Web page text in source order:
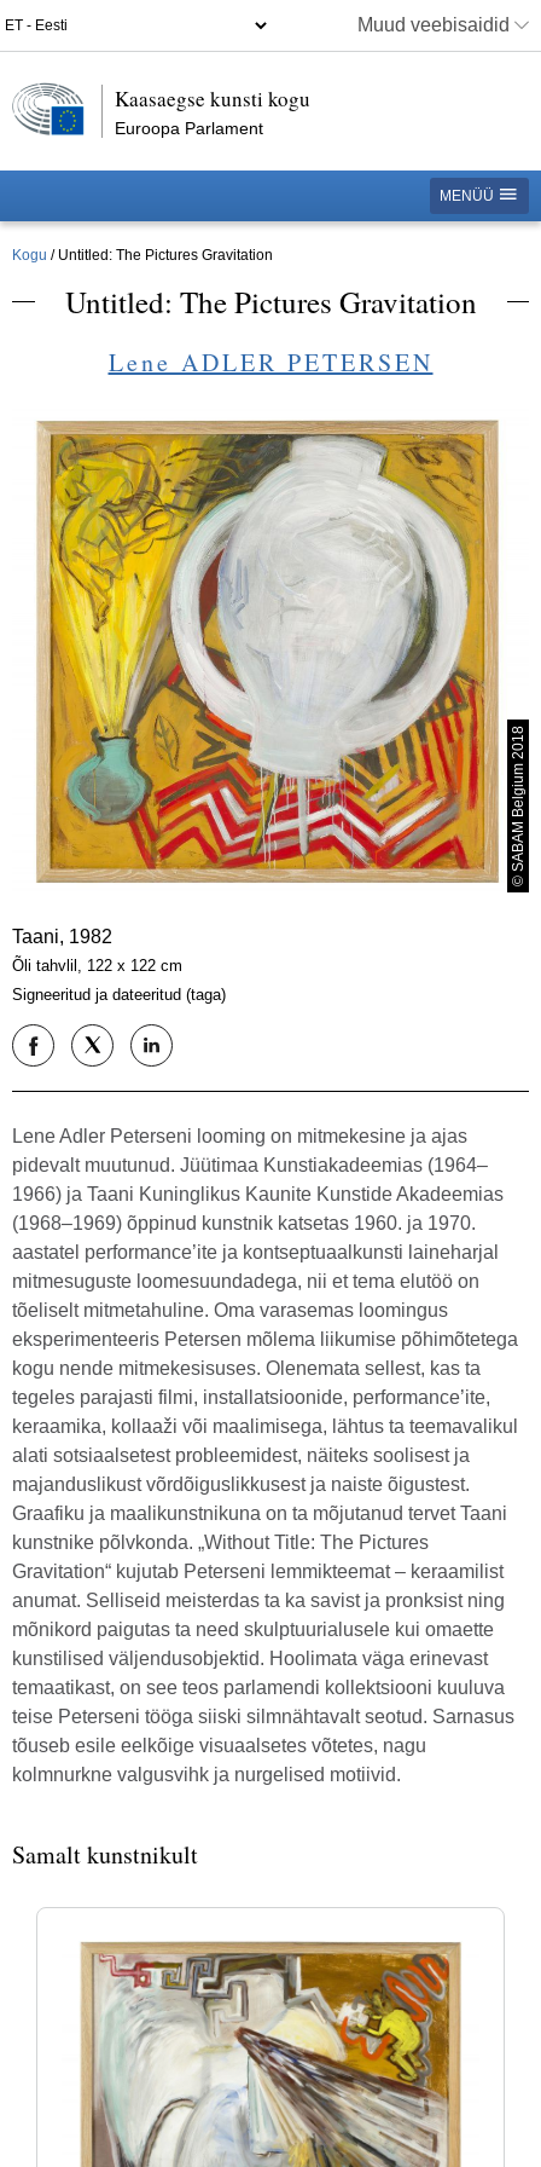
Muud veebisaidid
Kaasaegse kunsti kogu
Euroopa Parlament
MENÜÜ
Kogu Untitled: The Pictures Gravitation
Untitled: The Pictures Gravitation
Lene ADLER PETERSEN
© SABAM Belgium 2018
Taani, 1982
Õli tahvlil, 122 x 122 cm
Signeeritud ja dateeritud (taga)
Jaga:
Facebook
Jaga:
Twitter
Jaga:
LinkedIn
Lene Adler Peterseni looming on mitmekesine ja ajas
pidevalt muutunud. Jüütimaa Kunstiakadeemias (1964–
1966) ja Taani Kuninglikus Kaunite Kunstide Akadeemias
(1968–1969) õppinud kunstnik katsetas 1960. ja 1970.
aastatel performance’ite ja kontseptuaalkunsti laineharjal
mitmesuguste loomesuundadega, nii et tema elutöö on
tõeliselt mitmetahuline. Oma varasemas loomingus
eksperimenteeris Petersen mõlema liikumise põhimõtetega
kogu nende mitmekesisuses. Olenemata sellest, kas ta
tegeles parajasti filmi, installatsioonide, performance’ite,
keraamika, kollaaži või maalimisega, lähtus ta teemavalikul
alati sotsiaalsetest probleemidest, näiteks soolisest ja
majanduslikust võrdõiguslikkusest ja naiste õigustest.
Graafiku ja maalikunstnikuna on ta mõjutanud tervet Taani
kunstnike põlvkonda. „Without Title: The Pictures
Gravitation“ kujutab Peterseni lemmikteemat – keraamilist
anumat. Selliseid meisterdas ta ka savist ja pronksist ning
mõnikord paigutas ta need skulptuurialusele kui omaette
kunstilised väljendusobjektid. Hoolimata väga erinevast
temaatikast, on see teos parlamendi kollektsiooni kuuluva
teise Peterseni tööga siiski silmnähtavalt seotud. Sarnasus
tõuseb esile eelkõige visuaalsetes võtetes, nagu
kolmnurkne valgusvihk ja nurgelised motiivid.
Samalt kunstnikult